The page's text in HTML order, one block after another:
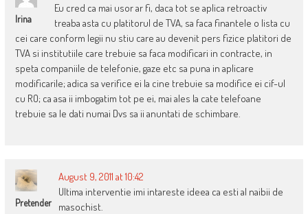
Irina
Eu cred ca mai usor ar fi, daca tot se aplica retroactiv
treaba asta cu platitorul de TVA, sa faca finantele o lista cu
cei care conform legii nu stiu care au devenit pers fizice platitori de
TVA si institutiile care trebuie sa faca modificari in contracte, in
speta companiile de telefonie, gaze etc sa puna in aplicare
modificarile; adica sa verifice ei la cine trebuie sa modifice ei cif-ul
cu RO; ca asa ii imbogatim tot pe ei, mai ales la cate telefoane
trebuie sa le dati numai Dvs sa ii anuntati de schimbare.
Pretender
August 9, 2011 at 10:42
Ultima interventie imi intareste ideea ca esti al naibii de
masochist.